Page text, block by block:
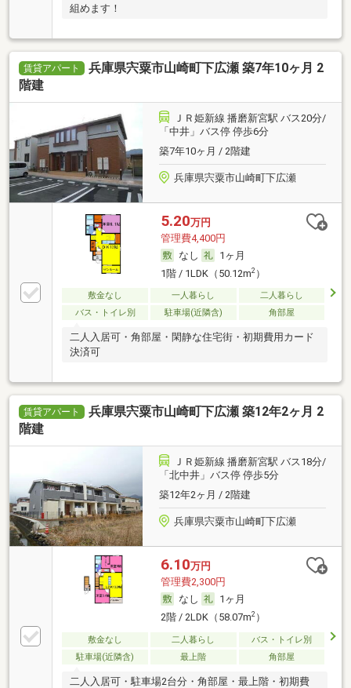
組めます！
賃貸アパート
兵庫県宍粟市山崎町下広瀬 築7年10ヶ月 2
階建
ＪＲ姫新線 播磨新宮駅 バス20分/
「中井」バス停 停歩6分
築7年10ヶ月 / 2階建
兵庫県宍粟市山崎町下広瀬
5.20万円
管理費4,400円
なし
1ヶ月
1階 / 1LDK（50.12m2）
敷金なし 一人暮らし
二人暮らし
バス・トイレ別
駐車場(近隣含) 角部屋
二人入居可・角部屋・閑静な住宅街・初期費用カード
決済可
賃貸アパート
兵庫県宍粟市山崎町下広瀬 築12年2ヶ月 2
階建
ＪＲ姫新線 播磨新宮駅 バス18分/
「北中井」バス停 停歩5分
築12年2ヶ月 / 2階建
兵庫県宍粟市山崎町下広瀬
6.10万円
管理費2,300円
なし
1ヶ月
2階 / 2LDK（58.07m2）
敷金なし 二人暮らし
バス・トイレ別
駐車場(近隣含)
最上階 角部屋
二人入居可・駐車場2台分・角部屋・最上階・初期費